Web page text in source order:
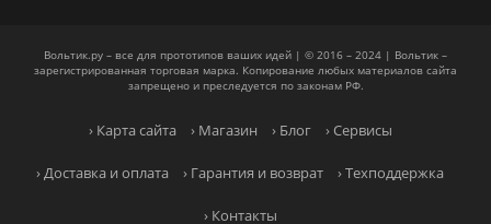
Вольтик.ру – все для прототипов ваших идей | © 2016 – 2024 | Вольтик –
зарегистрированная торговая марка. Копирование любых материалов сайта
запрещено и преследуется по законам РФ.
› Карта сайта › Магазин › Блог › Сервисы
› Доставка и оплата › Гарантия и возврат › Техподдержка
› Контакты